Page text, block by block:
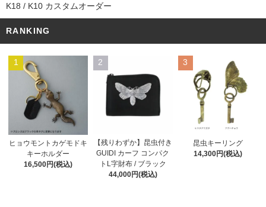
K18 / K10 カスタムオーダー
RANKING
1
ヒョウモントカゲモドキ
キーホルダー
16,500円(税込)
2
【残りわずか】昆虫付き
GUIDI カーフ コンパク
トL字財布 / ブラック
44,000円(税込)
3
昆虫キーリング
14,300円(税込)